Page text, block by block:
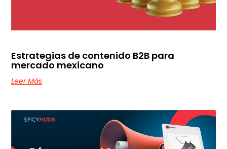
Estrategias de contenido B2B para
mercado mexicano
Leer Más